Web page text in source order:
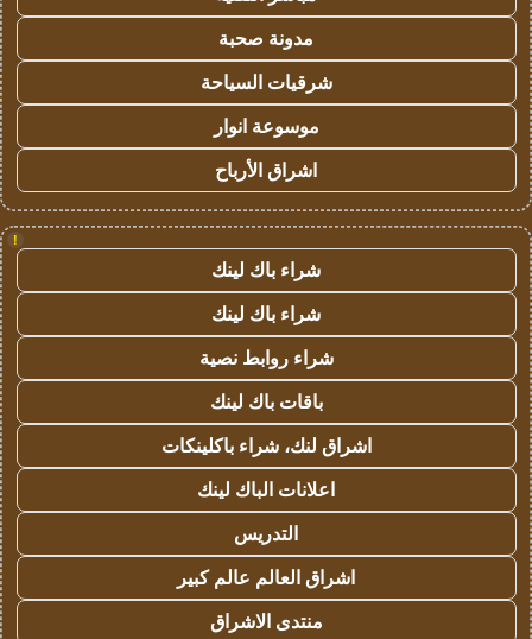
مدونة صحبة
شرقيات السياحة
موسوعة انوار
اشراق الأرباح
!
شراء باك لينك
شراء باك لينك
شراء روابط نصية
باقات باك لينك
اشراق لنك، شراء باكلينكات
اعلانات الباك لينك
التدريس
اشراق العالم عالم كبير
منتدى الاشراق